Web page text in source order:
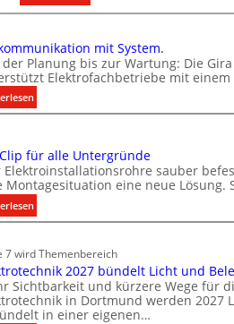
t
t
i
n
I
m
i
l
e
T
r
k
o
n
i
i
o
n
m
mit System.
der Planung bis zur Wartung: Die
Elektrofachbetriebe mit
:
T
k
o
m
m
n
i
k
a
t
für alle Untergründe
Elektroinstallationsrohre sauber
Montagesituation eine neue Lösung.
:
E
n
C
l
i
7 wird Themenbereich
2027 bündelt Licht und
Sichtbarkeit und kürzere Wege für
in Dortmund werden 2027
in einer eigenen…